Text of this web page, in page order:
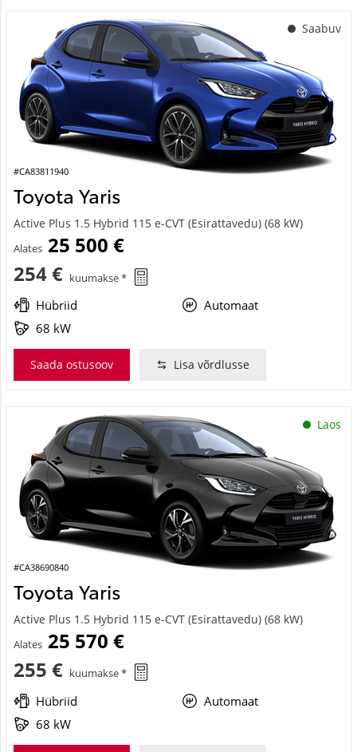
Saabuv
#CA83811940
Toyota Yaris
Active Plus 1.5 Hybrid 115 e-CVT (Esirattavedu) (68 kW)
Alates 25 500 €
254 € kuumakse *
Hübriid
Automaat
68 kW
Saada ostusoov Lisa võrdlusse
Laos
#CA38690840
Toyota Yaris
Active Plus 1.5 Hybrid 115 e-CVT (Esirattavedu) (68 kW)
Alates 25 570 €
255 € kuumakse *
Hübriid
Automaat
68 kW